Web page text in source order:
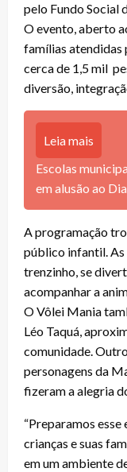
pelo Fundo Social
O evento, aberto
famílias atendidas
cerca de 1,5 mil
diversão,
Leia mais
Escolas
em alusão ao
A programação
público infantil.
trenzinho, se
acompanhar a
O Vôlei Mania
Léo Taquá,
comunidade.
personagens da
fizeram a alegria
“Preparamos
crianças e suas
em um ambiente